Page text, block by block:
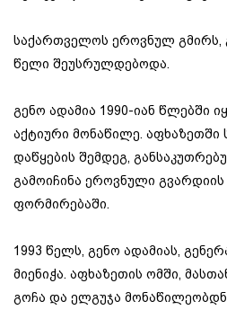
საქართველოს ეროვნულ გმირს,
წელი შეუსრულდებოდა.
გენო ადამია 1990-იან წლებში
აქტიური მონაწილე. აფხაზეთში
დაწყების შემდეგ,
გამოიჩინა ეროვნული გვარდიის
ფორმირებაში.
1993 წელს, გენო ადამიას,
მიენიჭა. აფხაზეთის ომში,
გოჩა და ელგუჯა